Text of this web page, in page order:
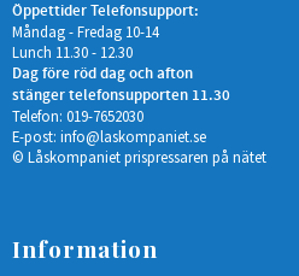
Öppettider Telefonsupport:
Måndag - Fredag 10-14
Lunch 11.30 - 12.30
Dag före röd dag och afton
stänger telefonsupporten 11.30
Telefon: 019-7652030
E-post: info@laskompaniet.se
© Låskompaniet prispressaren på nätet
Information